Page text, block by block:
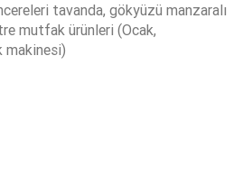
tavanda, gökyüzü manzaralı
mutfak ürünleri (Ocak,
makinesi)